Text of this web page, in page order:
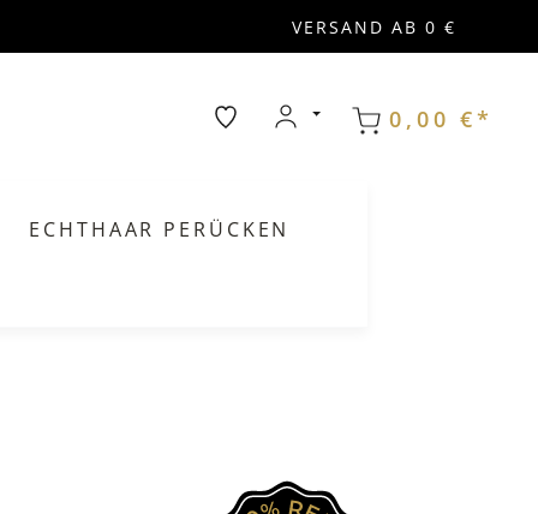
VERSAND AB 0 €
0,00 €*
ECHTHAAR PERÜCKEN